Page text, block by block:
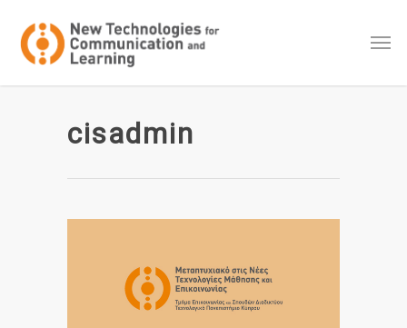
cisadmin